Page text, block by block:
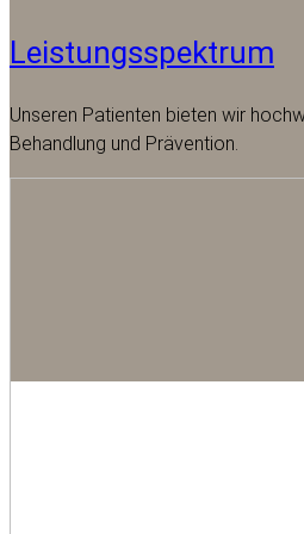
Leistungsspektrum
Unseren Patienten bieten wir
Behandlung und Prävention.